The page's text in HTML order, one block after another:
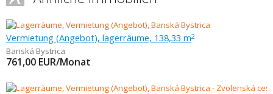
Vermietung (Angebot), lagerräume, 138,33 m2
Banská Bystrica
761,00 EUR/Monat